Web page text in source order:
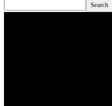
Search